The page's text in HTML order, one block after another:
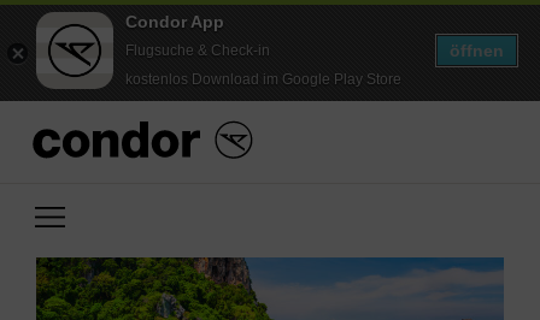
Condor App
Flugsuche & Check-in
kostenlos Download im Google Play Store
öffnen